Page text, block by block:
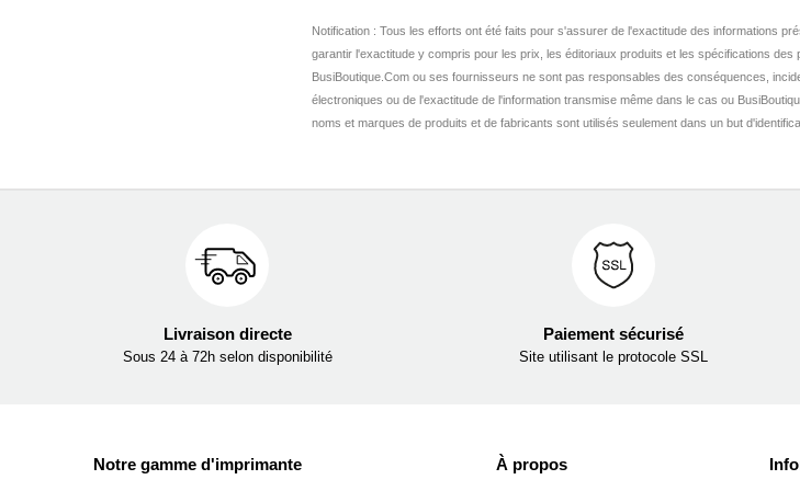
Notification : Tous les efforts ont été faits pour s'assurer de l'exactitude des informations
garantir l'exactitude y compris pour les prix, les éditoriaux produits et les spécifications des
BusiBoutique.Com ou ses fournisseurs ne sont pas responsables des conséquences,
électroniques ou de l'exactitude de l'information transmise même dans le cas ou
noms et marques de produits et de fabricants sont utilisés seulement dans un but
Livraison directe
Sous 24 à 72h selon disponibilité
Paiement sécurisé
Site utilisant le protocole SSL
Notre gamme d'imprimante À propos